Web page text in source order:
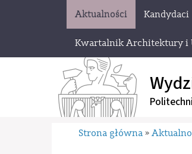
Aktualności Kandydaci
Kwartalnik Architektury i
Strona główna »